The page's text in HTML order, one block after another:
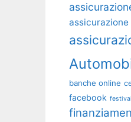
assicurazione
banche online
facebook